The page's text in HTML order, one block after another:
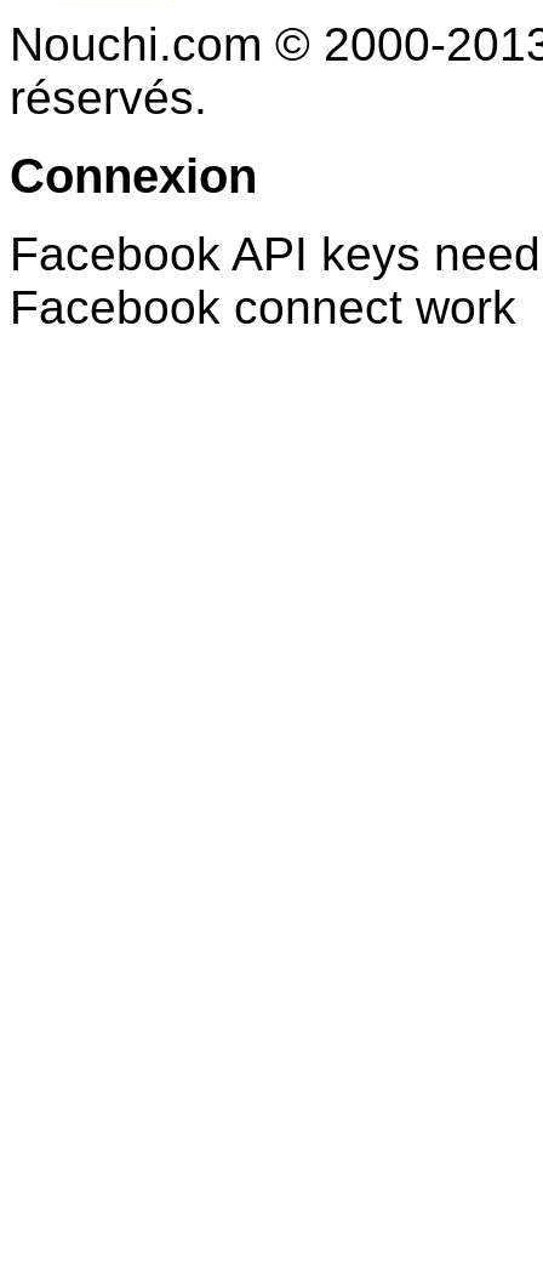
Nouchi.com © 2000-
réservés.
Connexion
Facebook API keys
Facebook connect work